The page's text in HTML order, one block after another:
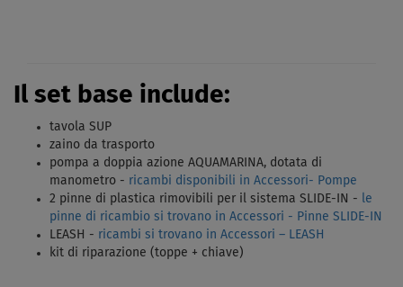
Il set base include:
tavola SUP
zaino da trasporto
pompa a doppia azione AQUAMARINA, dotata di
manometro - ricambi disponibili in Accessori- Pompe
2 pinne di plastica rimovibili per il sistema SLIDE-IN - le
pinne di ricambio si trovano in Accessori - Pinne SLIDE-IN
LEASH - ricambi si trovano in Accessori – LEASH
kit di riparazione (toppe + chiave)